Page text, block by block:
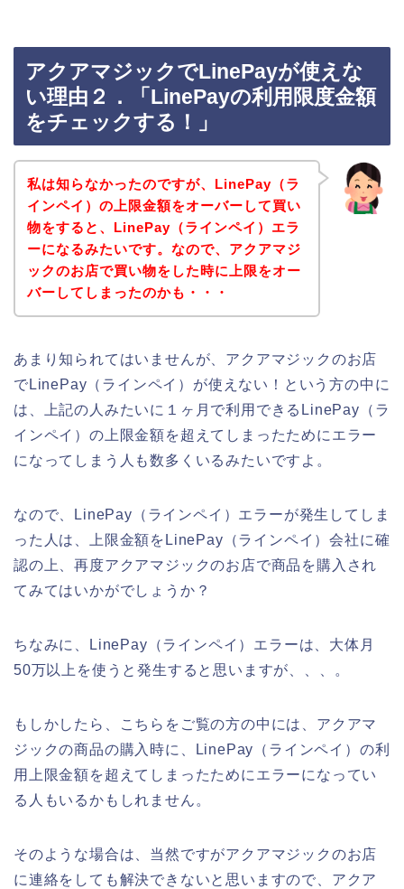
アクアマジックでLinePayが使えな
い理由２．「LinePayの利用限度金額
をチェックする！」
私は知らなかったのですが、LinePay（ラ
インペイ）の上限金額をオーバーして買い
物をすると、LinePay（ラインペイ）エラ
ーになるみたいです。なので、アクアマジ
ックのお店で買い物をした時に上限をオー
バーしてしまったのかも・・・
あまり知られてはいませんが、アクアマジックのお店
でLinePay（ラインペイ）が使えない！という方の中に
は、上記の人みたいに１ヶ月で利用できるLinePay（ラ
インペイ）の上限金額を超えてしまったためにエラー
になってしまう人も数多くいるみたいですよ。
なので、LinePay（ラインペイ）エラーが発生してしま
った人は、上限金額をLinePay（ラインペイ）会社に確
認の上、再度アクアマジックのお店で商品を購入され
てみてはいかがでしょうか？
ちなみに、LinePay（ラインペイ）エラーは、大体月
50万以上を使うと発生すると思いますが、、、。
もしかしたら、こちらをご覧の方の中には、アクアマ
ジックの商品の購入時に、LinePay（ラインペイ）の利
用上限金額を超えてしまったためにエラーになってい
る人もいるかもしれません。
そのような場合は、当然ですがアクアマジックのお店
に連絡をしても解決できないと思いますので、アクア